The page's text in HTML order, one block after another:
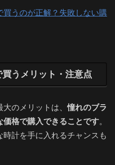
買うのが正解？失敗しない購
うメリット・注意点
大のメリットは、憧れのブラ
価格で購入できることです。
計を手に入れるチャンスも